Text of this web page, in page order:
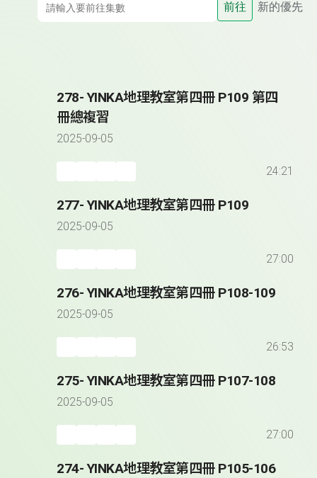
前往 新的優先
278- YINKA地理教室第四冊 P109 第四
冊總複習
2025-09-05
24:21
277- YINKA地理教室第四冊 P109
2025-09-05
27:00
276- YINKA地理教室第四冊 P108-109
2025-09-05
26:53
275- YINKA地理教室第四冊 P107-108
2025-09-05
27:00
274- YINKA地理教室第四冊 P105-106